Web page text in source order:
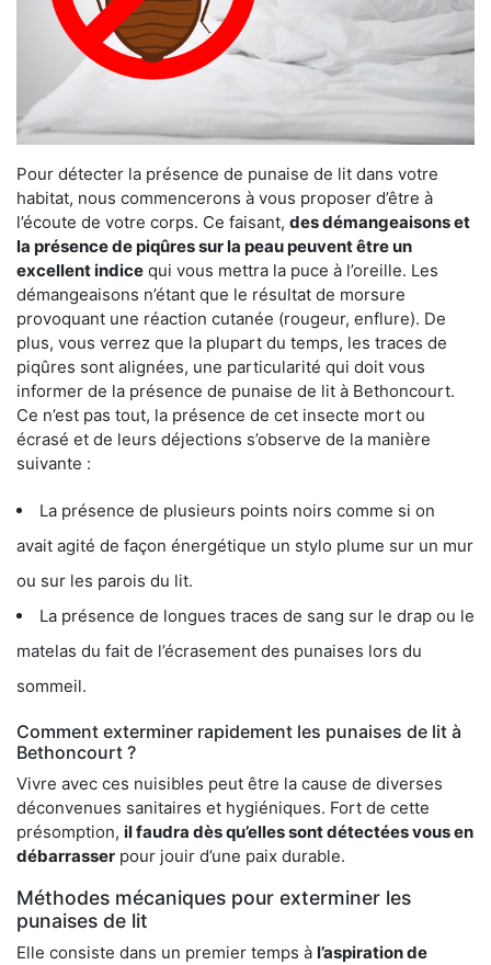
Pour détecter la présence de punaise de lit dans votre
habitat, nous commencerons à vous proposer d’être à
l’écoute de votre corps. Ce faisant, des démangeaisons et
la présence de piqûres sur la peau peuvent être un
excellent indice qui vous mettra la puce à l’oreille. Les
démangeaisons n’étant que le résultat de morsure
provoquant une réaction cutanée (rougeur, enflure). De
plus, vous verrez que la plupart du temps, les traces de
piqûres sont alignées, une particularité qui doit vous
informer de la présence de punaise de lit à Bethoncourt.
Ce n’est pas tout, la présence de cet insecte mort ou
écrasé et de leurs déjections s’observe de la manière
suivante :
La présence de plusieurs points noirs comme si on
avait agité de façon énergétique un stylo plume sur un mur
ou sur les parois du lit.
La présence de longues traces de sang sur le drap ou le
matelas du fait de l’écrasement des punaises lors du
sommeil.
Comment exterminer rapidement les punaises de lit à
Bethoncourt ?
Vivre avec ces nuisibles peut être la cause de diverses
déconvenues sanitaires et hygiéniques. Fort de cette
présomption, il faudra dès qu’elles sont détectées vous en
débarrasser pour jouir d’une paix durable.
Méthodes mécaniques pour exterminer les
punaises de lit
Elle consiste dans un premier temps à l’aspiration de